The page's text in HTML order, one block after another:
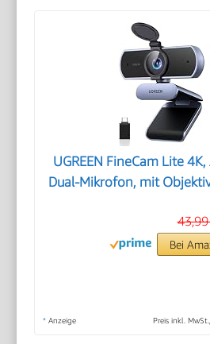
UGREEN FineCam Lite
Dual-Mikrofon, mit
Bei
* Anzeige Preis inkl.